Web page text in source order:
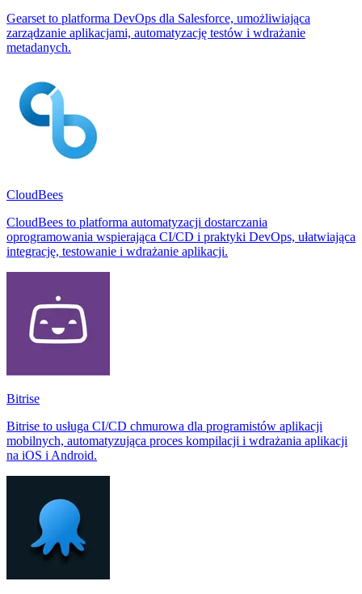
Gearset to platforma DevOps dla Salesforce, umożliwiająca
zarządzanie aplikacjami, automatyzację testów i wdrażanie
metadanych.
CloudBees
CloudBees to platforma automatyzacji dostarczania
oprogramowania wspierająca CI/CD i praktyki DevOps, ułatwiająca
integrację, testowanie i wdrażanie aplikacji.
Bitrise
Bitrise to usługa CI/CD chmurowa dla programistów aplikacji
mobilnych, automatyzująca proces kompilacji i wdrażania aplikacji
na iOS i Android.